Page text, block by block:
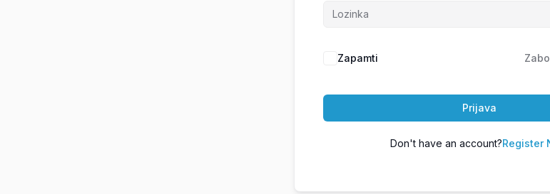
Zapamti
Prijava
Don't have an account?Register